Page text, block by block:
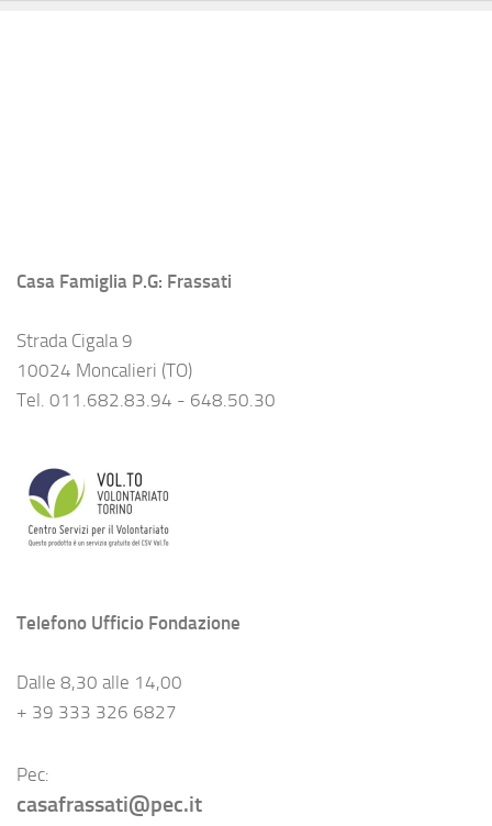
Casa Famiglia P.G: Frassati
Strada Cigala 9
10024 Moncalieri (TO)
Tel. 011.682.83.94 - 648.50.30
Telefono Ufficio Fondazione
Dalle 8,30 alle 14,00
+ 39 333 326 6827
Pec:
casafrassati@pec.it